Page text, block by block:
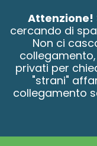
Attenzione!
cercando di
Non ci
privati per
"strani"
collegamento